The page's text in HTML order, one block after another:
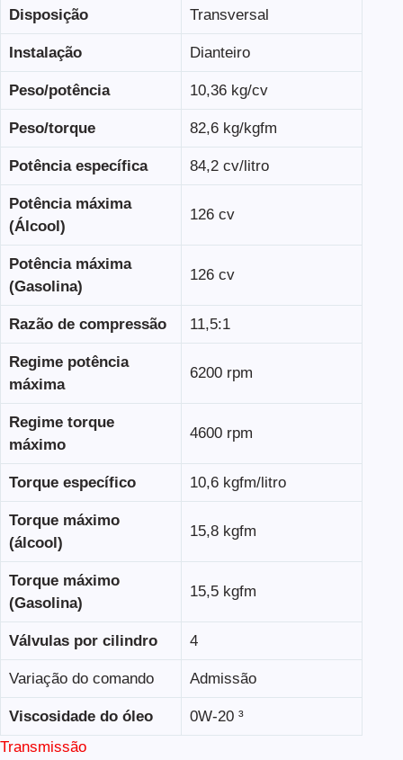
Disposição Transversal
Instalação Dianteiro
Peso/potência 10,36 kg/cv
Peso/torque 82,6 kg/kgfm
Potência específica 84,2 cv/litro
Potência máxima
(Álcool)
126 cv
Potência máxima
(Gasolina)
126 cv
Razão de compressão 11,5:1
Regime potência
máxima
6200 rpm
Regime torque
máximo
4600 rpm
Torque específico 10,6 kgfm/litro
Torque máximo
(álcool)
15,8 kgfm
Torque máximo
(Gasolina)
15,5 kgfm
Válvulas por cilindro 4
Variação do comando Admissão
Viscosidade do óleo
0W-20 ³
Transmissão